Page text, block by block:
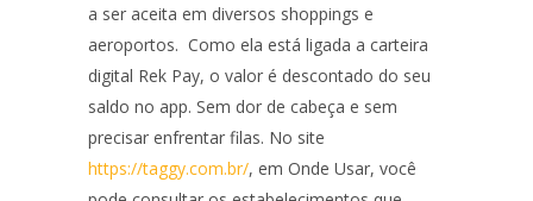
a ser aceita em diversos shoppings e
aeroportos. Como ela está ligada a carteira
digital Rek Pay, o valor é descontado do seu
saldo no app. Sem dor de cabeça e sem
precisar enfrentar filas. No site
https://taggy.com.br/, em Onde Usar, você